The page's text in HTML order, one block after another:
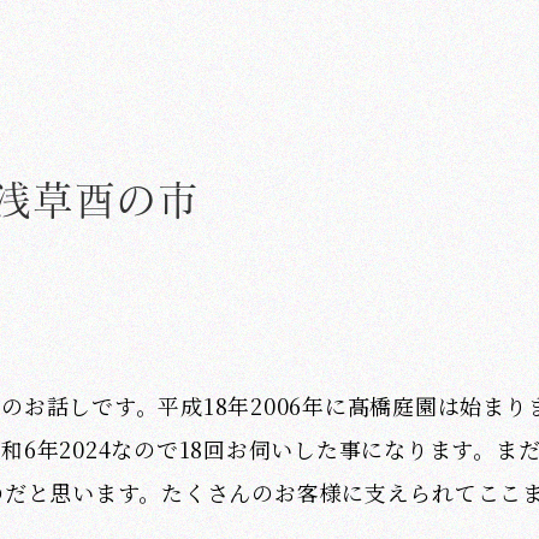
草酉の市
お話しです。平成18年2006年に髙橋庭園は始まり
6年2024なので18回お伺いした事になります。ま
と思います。たくさんのお客様に支えられてここ